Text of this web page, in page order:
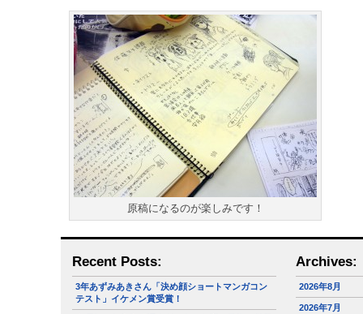
原稿になるのが楽しみです！
Recent Posts:
3年あずみあきさん「決め顔ショートマンガコン
テスト」イケメン賞受賞！
Archives:
2026年8月
2026年7月